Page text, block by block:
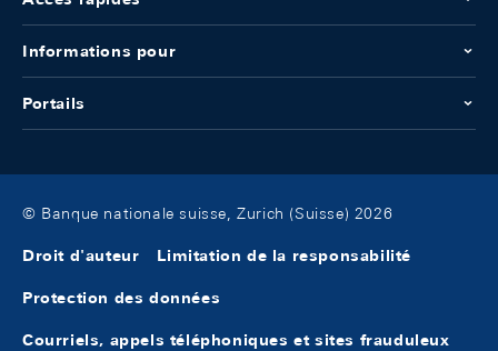
Informations pour
Portails
© Banque nationale suisse, Zurich (Suisse) 2026
Droit d'auteur Limitation de la responsabilité
Protection des données
Courriels, appels téléphoniques et sites frauduleux